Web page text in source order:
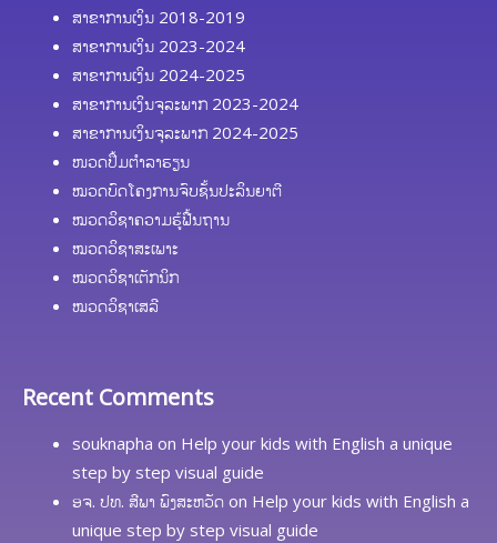
ສາຂາການເງິນ 2018-2019
ສາຂາການເງິນ 2023-2024
ສາຂາການເງິນ 2024-2025
ສາຂາການເງິນຈຸລະພາກ 2023-2024
ສາຂາການເງິນຈຸລະພາກ 2024-2025
ໜວດປຶ້ມຕຳລາຮຽນ
ໝວດບົດໂຄງການຈົບຊັ້ນປະລິນຍາຕີ
ໝວດວິຊາຄວາມຮູ້ຟື້ນຖານ
ໝວດວິຊາສະເພາະ
ໝວດວິຊາເຕັກນິກ
ໝວດວິຊາເສລີ
Recent Comments
souknapha on Help your kids with English a unique
step by step visual guide
ອຈ. ປທ. ສີພາ ພົງສະຫວັດ on Help your kids with English a
unique step by step visual guide